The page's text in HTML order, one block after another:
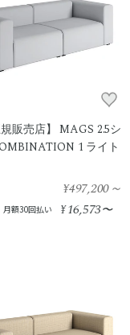
販売店】 MAGS 2.5シ
1 ライト
¥497,200～
月額30回払い ¥16,573〜